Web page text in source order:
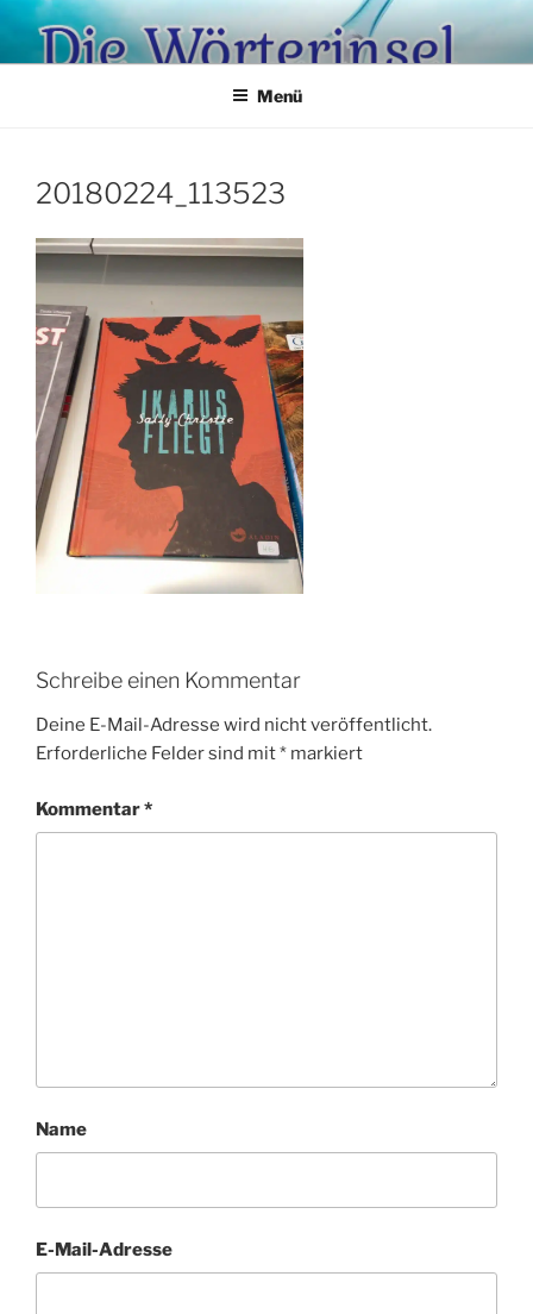
Zum
Inhalt
springen
Menü
20180224_113523
Schreibe einen Kommentar
Deine E-Mail-Adresse wird nicht veröffentlicht.
Erforderliche Felder sind mit* markiert
Kommentar*
Name
E-Mail-Adresse